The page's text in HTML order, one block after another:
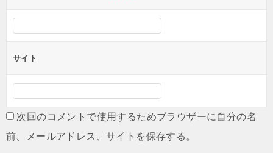
サイト
次回のコメントで使用するためブラウザーに自分の名
前、メールアドレス、サイトを保存する。